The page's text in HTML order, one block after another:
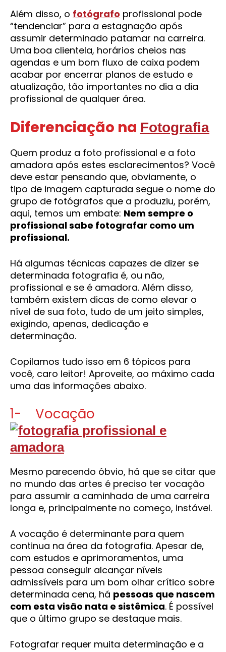
Além disso, o fotógrafo profissional pode
“tendenciar” para a estagnação após
assumir determinado patamar na carreira.
Uma boa clientela, horários cheios nas
agendas e um bom fluxo de caixa podem
acabar por encerrar planos de estudo e
atualização, tão importantes no dia a dia
profissional de qualquer área.
Diferenciação na Fotografia
Quem produz a foto profissional e a foto
amadora após estes esclarecimentos? Você
deve estar pensando que, obviamente, o
tipo de imagem capturada segue o nome do
grupo de fotógrafos que a produziu, porém,
aqui, temos um embate: Nem sempre o
profissional sabe fotografar como um
profissional.
Há algumas técnicas capazes de dizer se
determinada fotografia é, ou não,
profissional e se é amadora. Além disso,
também existem dicas de como elevar o
nível de sua foto, tudo de um jeito simples,
exigindo, apenas, dedicação e
determinação.
Copilamos tudo isso em 6 tópicos para
você, caro leitor! Aproveite, ao máximo cada
uma das informações abaixo.
1- Vocação
Mesmo parecendo óbvio, há que se citar que
no mundo das artes é preciso ter vocação
para assumir a caminhada de uma carreira
longa e, principalmente no começo, instável.
A vocação é determinante para quem
continua na área da fotografia. Apesar de,
com estudos e aprimoramentos, uma
pessoa conseguir alcançar níveis
admissíveis para um bom olhar crítico sobre
determinada cena, há pessoas que nascem
com esta visão nata e sistêmica. É possível
que o último grupo se destaque mais.
Fotografar requer muita determinação e a